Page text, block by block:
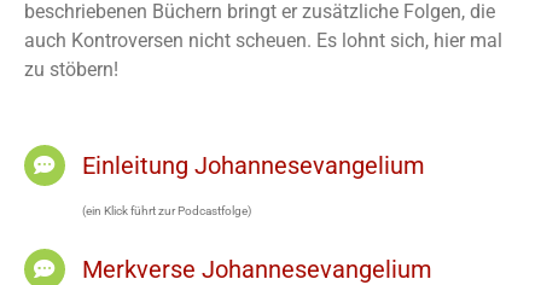
beschriebenen Büchern bringt er zusätzliche Folgen, die
auch Kontroversen nicht scheuen. Es lohnt sich, hier mal
zu stöbern!
Einleitung Johannesevangelium
(ein Klick führt zur Podcastfolge)
Merkverse Johannesevangelium